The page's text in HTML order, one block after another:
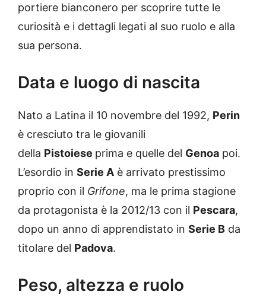
portiere bianconero per scoprire tutte le
curiosità e i dettagli legati al suo ruolo e alla
sua persona.
Data e luogo di nascita
Nato a Latina il 10 novembre del 1992, Perin
è cresciuto tra le giovanili
della Pistoiese prima e quelle del Genoa poi.
L’esordio in Serie A è arrivato prestissimo
proprio con il Grifone, ma le prima stagione
da protagonista è la 2012/13 con il Pescara,
dopo un anno di apprendistato in Serie B da
titolare del Padova.
Peso, altezza e ruolo